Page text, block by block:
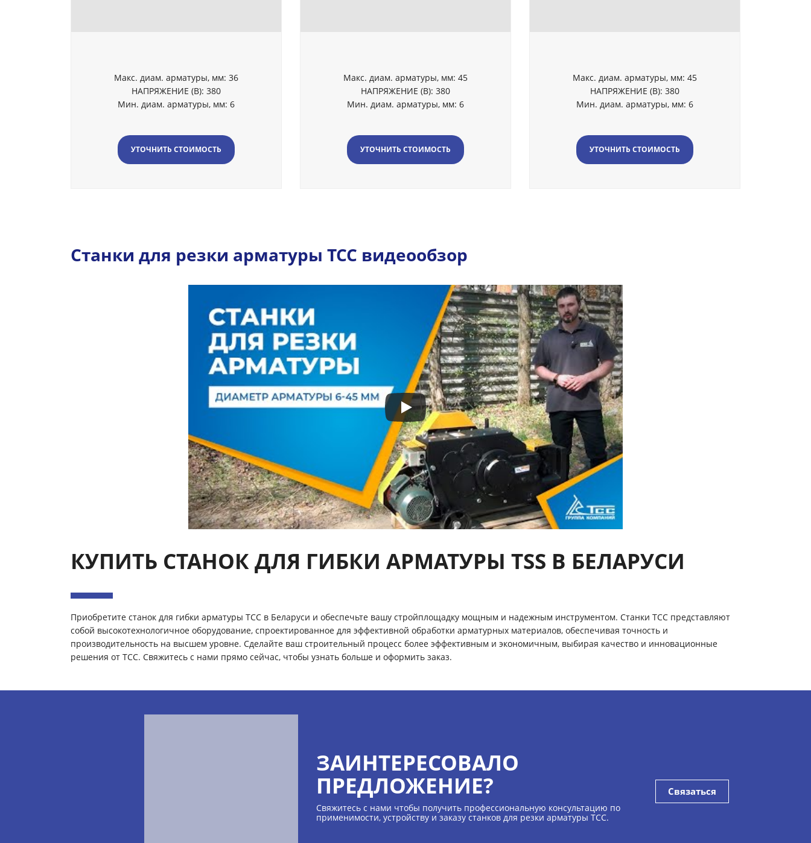
Макс. диам. арматуры, мм: 36
НАПРЯЖЕНИЕ (В): 380
Мин. диам. арматуры, мм: 6
УТОЧНИТЬ СТОИМОСТЬ
Макс. диам. арматуры, мм: 45
НАПРЯЖЕНИЕ (В): 380
Мин. диам. арматуры, мм: 6
УТОЧНИТЬ СТОИМОСТЬ
Макс. диам. арматуры, мм: 45
НАПРЯЖЕНИЕ (В): 380
Мин. диам. арматуры, мм: 6
УТОЧНИТЬ СТОИМОСТЬ
Станки для резки арматуры ТСС видеообзор
КУПИТЬ СТАНОК ДЛЯ ГИБКИ АРМАТУРЫ TSS В БЕЛАРУСИ
Приобретите станок для гибки арматуры ТСС в Беларуси и обеспечьте вашу стройплощадку мощным и надежным инструментом. Станки ТСС представляют
собой высокотехнологичное оборудование, спроектированное для эффективной обработки арматурных материалов, обеспечивая точность и
производительность на высшем уровне. Сделайте ваш строительный процесс более эффективным и экономичным, выбирая качество и инновационные
решения от ТСС. Свяжитесь с нами прямо сейчас, чтобы узнать больше и оформить заказ.
ЗАИНТЕРЕСОВАЛО
ПРЕДЛОЖЕНИЕ?
Свяжитесь с нами чтобы получить профессиональную консультацию по
применимости, устройству и заказу станков для резки арматуры ТСС.
Связаться